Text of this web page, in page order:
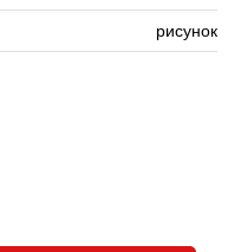
рисунок